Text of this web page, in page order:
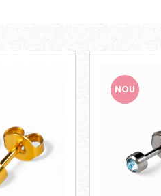
NOU